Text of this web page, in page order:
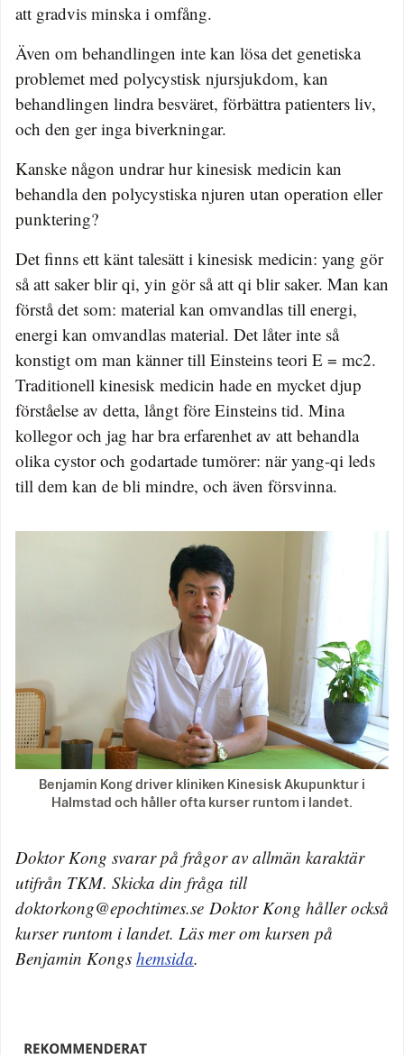
att gradvis minska i omfång.
Även om behandlingen inte kan lösa det genetiska
problemet med polycystisk njursjukdom, kan
behandlingen lindra besväret, förbättra patienters liv,
och den ger inga biverkningar.
Kanske någon undrar hur kinesisk medicin kan
behandla den polycystiska njuren utan operation eller
punktering?
Det finns ett känt talesätt i kinesisk medicin: yang gör
så att saker blir qi, yin gör så att qi blir saker. Man kan
förstå det som: material kan omvandlas till energi,
energi kan omvandlas material. Det låter inte så
konstigt om man känner till Einsteins teori E = mc2.
Traditionell kinesisk medicin hade en mycket djup
förståelse av detta, långt före Einsteins tid. Mina
kollegor och jag har bra erfarenhet av att behandla
olika cystor och godartade tumörer: när yang-qi leds
till dem kan de bli mindre, och även försvinna.
Benjamin Kong driver kliniken Kinesisk Akupunktur i
Halmstad och håller ofta kurser runtom i landet.
Doktor Kong svarar på frågor av allmän karaktär
utifrån TKM. Skicka din fråga till
doktorkong@epochtimes.se Doktor Kong håller också
kurser runtom i landet. Läs mer om kursen på
Benjamin Kongs hemsida.